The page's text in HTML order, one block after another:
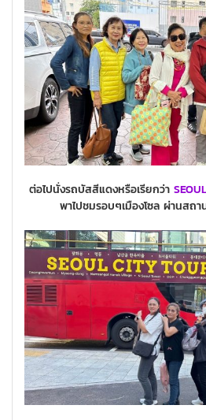
ต่อไปนั่งรถบัสสีแดงหรือเรียกว่า
พาไปชมรอบๆเมืองโซล ผ่านสถ